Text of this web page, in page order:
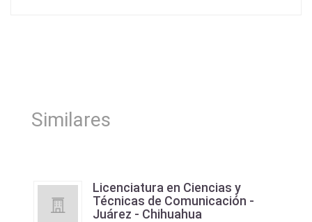
Similares
Licenciatura en Ciencias y
Técnicas de Comunicación -
Juárez - Chihuahua